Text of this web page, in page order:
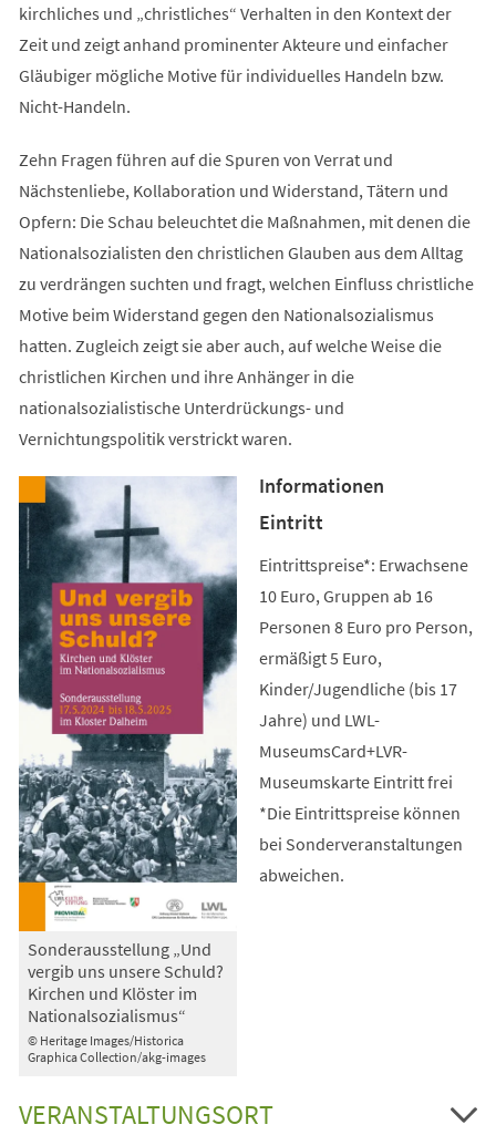
kirchliches und „christliches“ Verhalten in den Kontext der
Zeit und zeigt anhand prominenter Akteure und einfacher
Gläubiger mögliche Motive für individuelles Handeln bzw.
Nicht-Handeln.
Zehn Fragen führen auf die Spuren von Verrat und
Nächstenliebe, Kollaboration und Widerstand, Tätern und
Opfern: Die Schau beleuchtet die Maßnahmen, mit denen die
Nationalsozialisten den christlichen Glauben aus dem Alltag
zu verdrängen suchten und fragt, welchen Einfluss christliche
Motive beim Widerstand gegen den Nationalsozialismus
hatten. Zugleich zeigt sie aber auch, auf welche Weise die
christlichen Kirchen und ihre Anhänger in die
nationalsozialistische Unterdrückungs- und
Vernichtungspolitik verstrickt waren.
© Heritage Images/Historica
Graphica Collection/akg-images
Sonderausstellung „Und
vergib uns unsere Schuld?
Kirchen und Klöster im
Nationalsozialismus“
Informationen
Eintritt
Eintrittspreise*: Erwachsene
10 Euro, Gruppen ab 16
Personen 8 Euro pro Person,
ermäßigt 5 Euro,
Kinder/Jugendliche (bis 17
Jahre) und LWL-
MuseumsCard+LVR-
Museumskarte Eintritt frei
*Die Eintrittspreise können
bei Sonderveranstaltungen
abweichen.
VERANSTALTUNGSORT